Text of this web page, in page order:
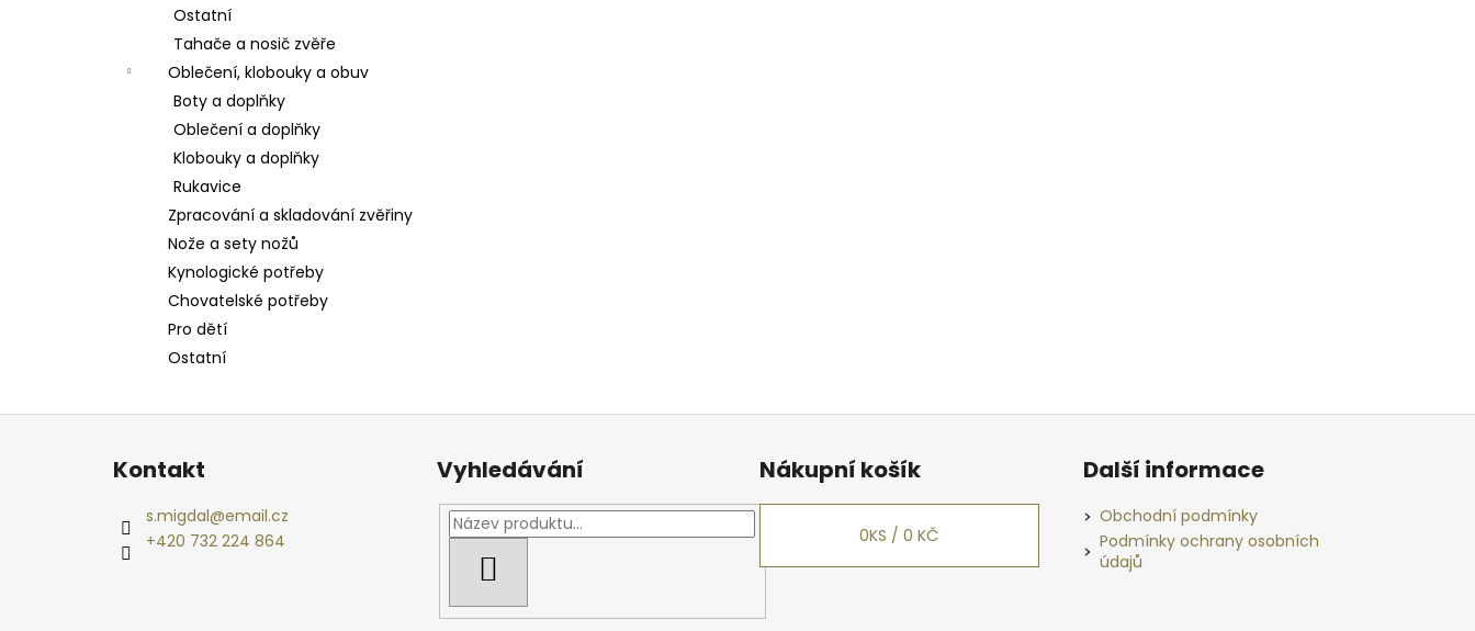
Ostatní
Tahače a nosič zvěře
Oblečení, klobouky a obuv
Boty a doplňky
Oblečení a doplňky
Klobouky a doplňky
Rukavice
Zpracování a skladování zvěřiny
Nože a sety nožů
Kynologické potřeby
Chovatelské potřeby
Pro dětí
Ostatní
Z
Kontakt
s.migdal@email.cz
+420 732 224 864
Vyhledávání Nákupní košík
0KS /0 KČ
Další informace
Obchodní podmínky
Podmínky ochrany osobních
údajů